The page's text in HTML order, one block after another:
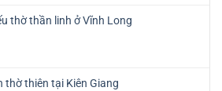
thờ thần linh ở Vĩnh Long
thờ thiên tại Kiên Giang